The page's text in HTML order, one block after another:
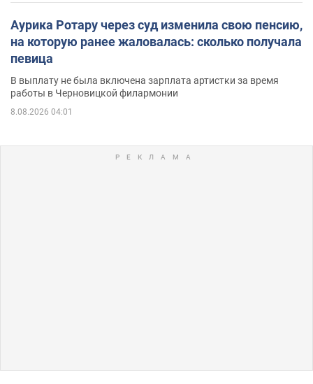
Аурика Ротару через суд изменила свою пенсию,
на которую ранее жаловалась: сколько получала
певица
В выплату не была включена зарплата артистки за время
работы в Черновицкой филармонии
8.08.2026 04:01